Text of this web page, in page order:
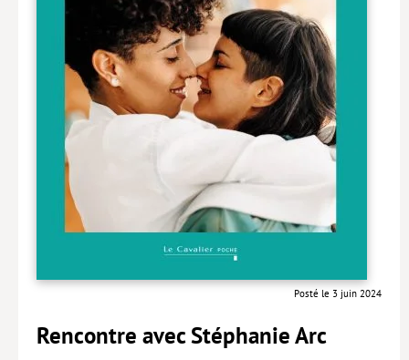
>> Livres numériques <<
COLLECTIONS
Comment je suis devenu
Convergences
Espèces
Figure[s] de…
Géopolitique de…
Idées Reçues
Posté le 3 juin 2024
Rencontre avec Stéphanie Arc